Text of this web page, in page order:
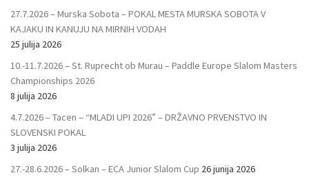
27.7.2026 – Murska Sobota – POKAL MESTA MURSKA SOBOTA V
KAJAKU IN KANUJU NA MIRNIH VODAH
25 julija 2026
10.-11.7.2026 – St. Ruprecht ob Murau – Paddle Europe Slalom Masters
Championships 2026
8 julija 2026
4.7.2026 – Tacen – “MLADI UPI 2026” – DRŽAVNO PRVENSTVO IN
SLOVENSKI POKAL
3 julija 2026
27.-28.6.2026 – Solkan – ECA Junior Slalom Cup 26 junija 2026